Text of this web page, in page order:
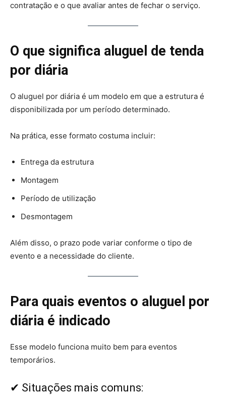
contratação e o que avaliar antes de fechar o serviço.
O que significa aluguel de tenda
por diária
O aluguel por diária é um modelo em que a estrutura é
disponibilizada por um período determinado.
Na prática, esse formato costuma incluir:
Entrega da estrutura
Montagem
Período de utilização
Desmontagem
Além disso, o prazo pode variar conforme o tipo de
evento e a necessidade do cliente.
Para quais eventos o aluguel por
diária é indicado
Esse modelo funciona muito bem para eventos
temporários.
✔ Situações mais comuns: